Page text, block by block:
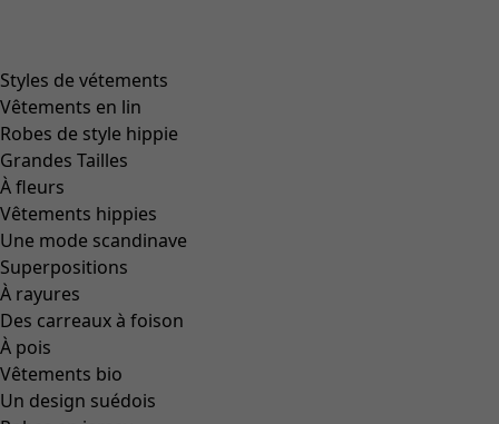
Styles de vétements
Vêtements en lin
Robes de style hippie
Grandes Tailles
À fleurs
Vêtements hippies
Une mode scandinave
Superpositions
À rayures
Des carreaux à foison
À pois
Vêtements bio
Un design suédois